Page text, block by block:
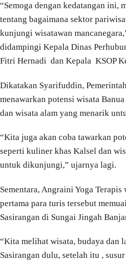
“Semoga dengan kedatangan ini,
tentang bagaimana sektor
kunjungi wisatawan
didampingi Kepala Dinas
Fitri Hernadi dan Kepala KSOP
Dikatakan Syarifuddin,
menawarkan potensi wisata
dan wisata alam yang menarik
“Kita juga akan coba tawarkan
seperti kuliner khas Kalsel dan
untuk dikunjungi,” ujarnya lagi.
Sementara, Angraini Yoga
pertama para turis tersebut
Sasirangan di Sungai Jingah
“Kita melihat wisata, budaya dan
Sasirangan dulu, setelah itu ,